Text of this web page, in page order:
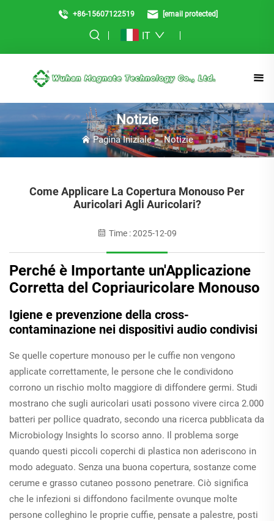
+86-15607122519 [email protected]
IT
Notizie
Pagina Iniziale>Notizie
Come Applicare La Copertura Monouso Per
Auricolari Agli Auricolari?
Time : 2025-12-09
Perché è Importante un'Applicazione
Corretta del Copriauricolare Monouso
Igiene e prevenzione della cross-
contaminazione nei dispositivi audio condivisi
Se quelle coperture monouso per le cuffie non vengono
applicate correttamente, le persone che le condividono
corrono un rischio molto maggiore di diffondere germi. Studi
mostrano che sugli auricolari usati possono vivere circa 2.000
batteri per pollice quadrato, secondo una ricerca pubblicata da
Microbiology Insights lo scorso anno. Il problema sorge
quando questi piccoli coperchi di plastica non aderiscono in
modo adeguato. Senza una buona copertura, sostanze come
cerume e grasso cutaneo possono penetrare. Ciò significa
che le infezioni si diffondono facilmente ovunque molte
persone colleghino le proprie cuffie, pensate a palestre, posti